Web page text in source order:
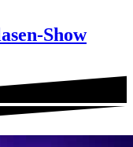
Show